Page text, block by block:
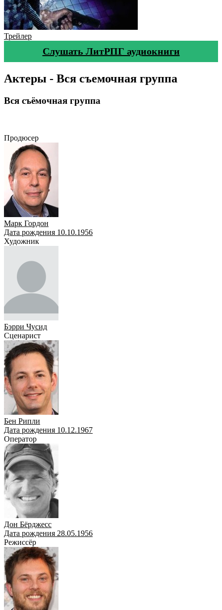
Трейлер
Слушать ЛитРПГ аудиокниги
Актеры - Вся съемочная группа
Вся съёмочная группа
Продюсер
Марк Гордон
Дата рождения 10.10.1956
Художник
Бэрри Чусид
Сценарист
Бен Рипли
Дата рождения 10.12.1967
Оператор
Дон Бёрджесс
Дата рождения 28.05.1956
Режиссёр